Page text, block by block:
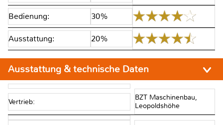
Bedienung: 30%
Ausstattung: 20%
Ausstattung & technische Daten
Vertrieb:
BZT Maschinenbau,
Leopoldshöhe